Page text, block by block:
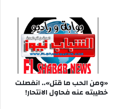
«ومن الحب ما قتل».. انفصلت
خطيبته عنه فحاول الانتحار!